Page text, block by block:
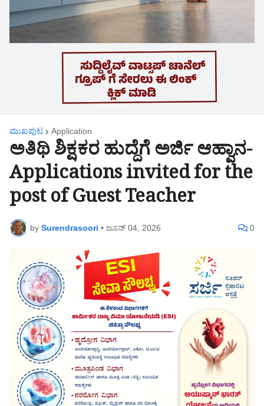
ಮುಖಪುಟ Application
ಅತಿಥಿ ಶಿಕ್ಷಕರ ಹುದ್ದೆಗೆ ಅರ್ಜಿ ಆಹ್ವಾನ-
Applications invited for the
post of Guest Teacher
by Surendrasoori • ಜೂನ್ 04, 2026 0